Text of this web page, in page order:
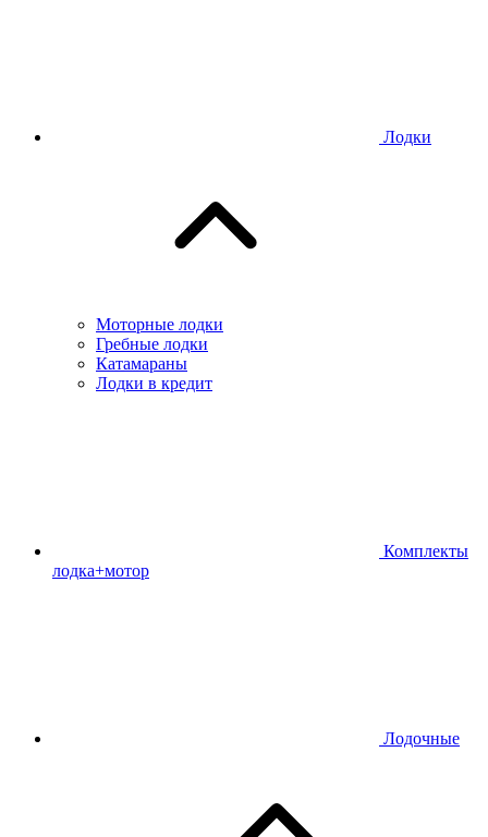
Лодки
Моторные лодки
Гребные лодки
Катамараны
Лодки в кредит
Комплекты
лодка+мотор
Лодочные